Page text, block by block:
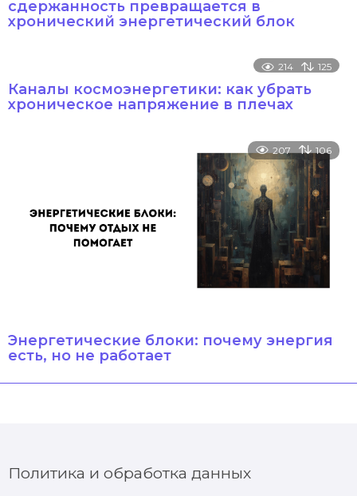
сдержанность превращается в
хронический энергетический блок
214 125
Каналы космоэнергетики: как убрать
хроническое напряжение в плечах
207 106
Энергетические блоки: почему энергия
есть, но не работает
Политика и обработка данных